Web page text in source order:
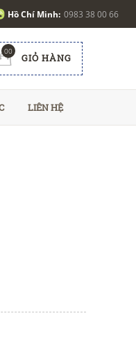
Hồ Chí Minh: 0983 38 00 66
00
GIỎ HÀNG
LIÊN HỆ